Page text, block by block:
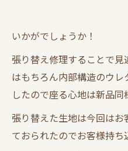
いかがでしょうか！
張り替え修理することで
はもちろん内部構造のウ
したので座る心地は新品同
張り替えた生地は今回は
ておられたのでお客様持ち